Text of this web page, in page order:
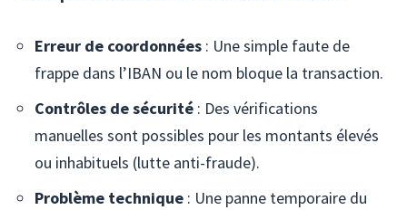
Erreur de coordonnées : Une simple faute de
frappe dans l’IBAN ou le nom bloque la transaction.
Contrôles de sécurité : Des vérifications
manuelles sont possibles pour les montants élevés
ou inhabituels (lutte anti-fraude).
Problème technique : Une panne temporaire du